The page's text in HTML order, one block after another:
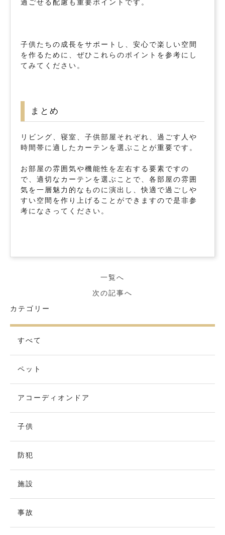
過ごせる配慮も重要ポイントです。
子供たちの成長をサポートし、安心で楽しい空間
を作るために、ぜひこれらのポイントを参考にし
てみてください。
まとめ
リビング、寝室、子供部屋それぞれ、過ごす人や
時間帯に適したカーテンを選ぶことが重要です。
お部屋の雰囲気や機能性を左右する要素ですの
で、適切なカーテンを選ぶことで、各部屋の雰囲
気を一層魅力的なものに演出し、快適で過ごしや
すい空間を作り上げることができますので是非参
考になさってください。
一覧へ
次の記事へ
カテゴリー
すべて
ペット
アコーディオンドア
子供
防犯
施設
事故